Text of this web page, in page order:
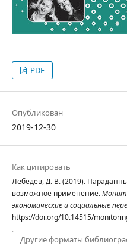
PDF
Опубликован
2019-12-30
Как цитировать
Лебедев, Д. В. (2019).
возможное применение.
экономические и социальные
https://doi.org/10.14515/
Другие форматы